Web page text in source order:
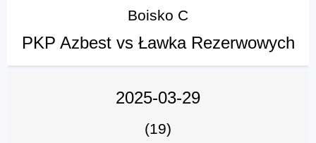
Boisko C
PKP Azbest vs Ławka Rezerwowych
2025-03-29
(19)